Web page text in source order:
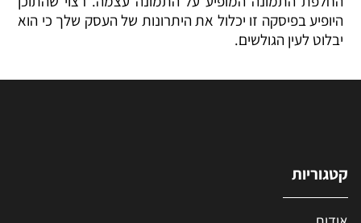
היופיע בפיסקה זו יכלול את היתרונות של העסק שלך כי הוא
יבלוט לעין הגולשים.
קטגוריות